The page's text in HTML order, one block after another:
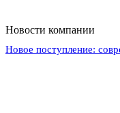
Новости компании
Новое поступление: